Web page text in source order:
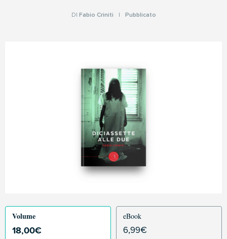
DI Fabio Criniti Pubblicato
Volume
18,00€
eBook
6,99€